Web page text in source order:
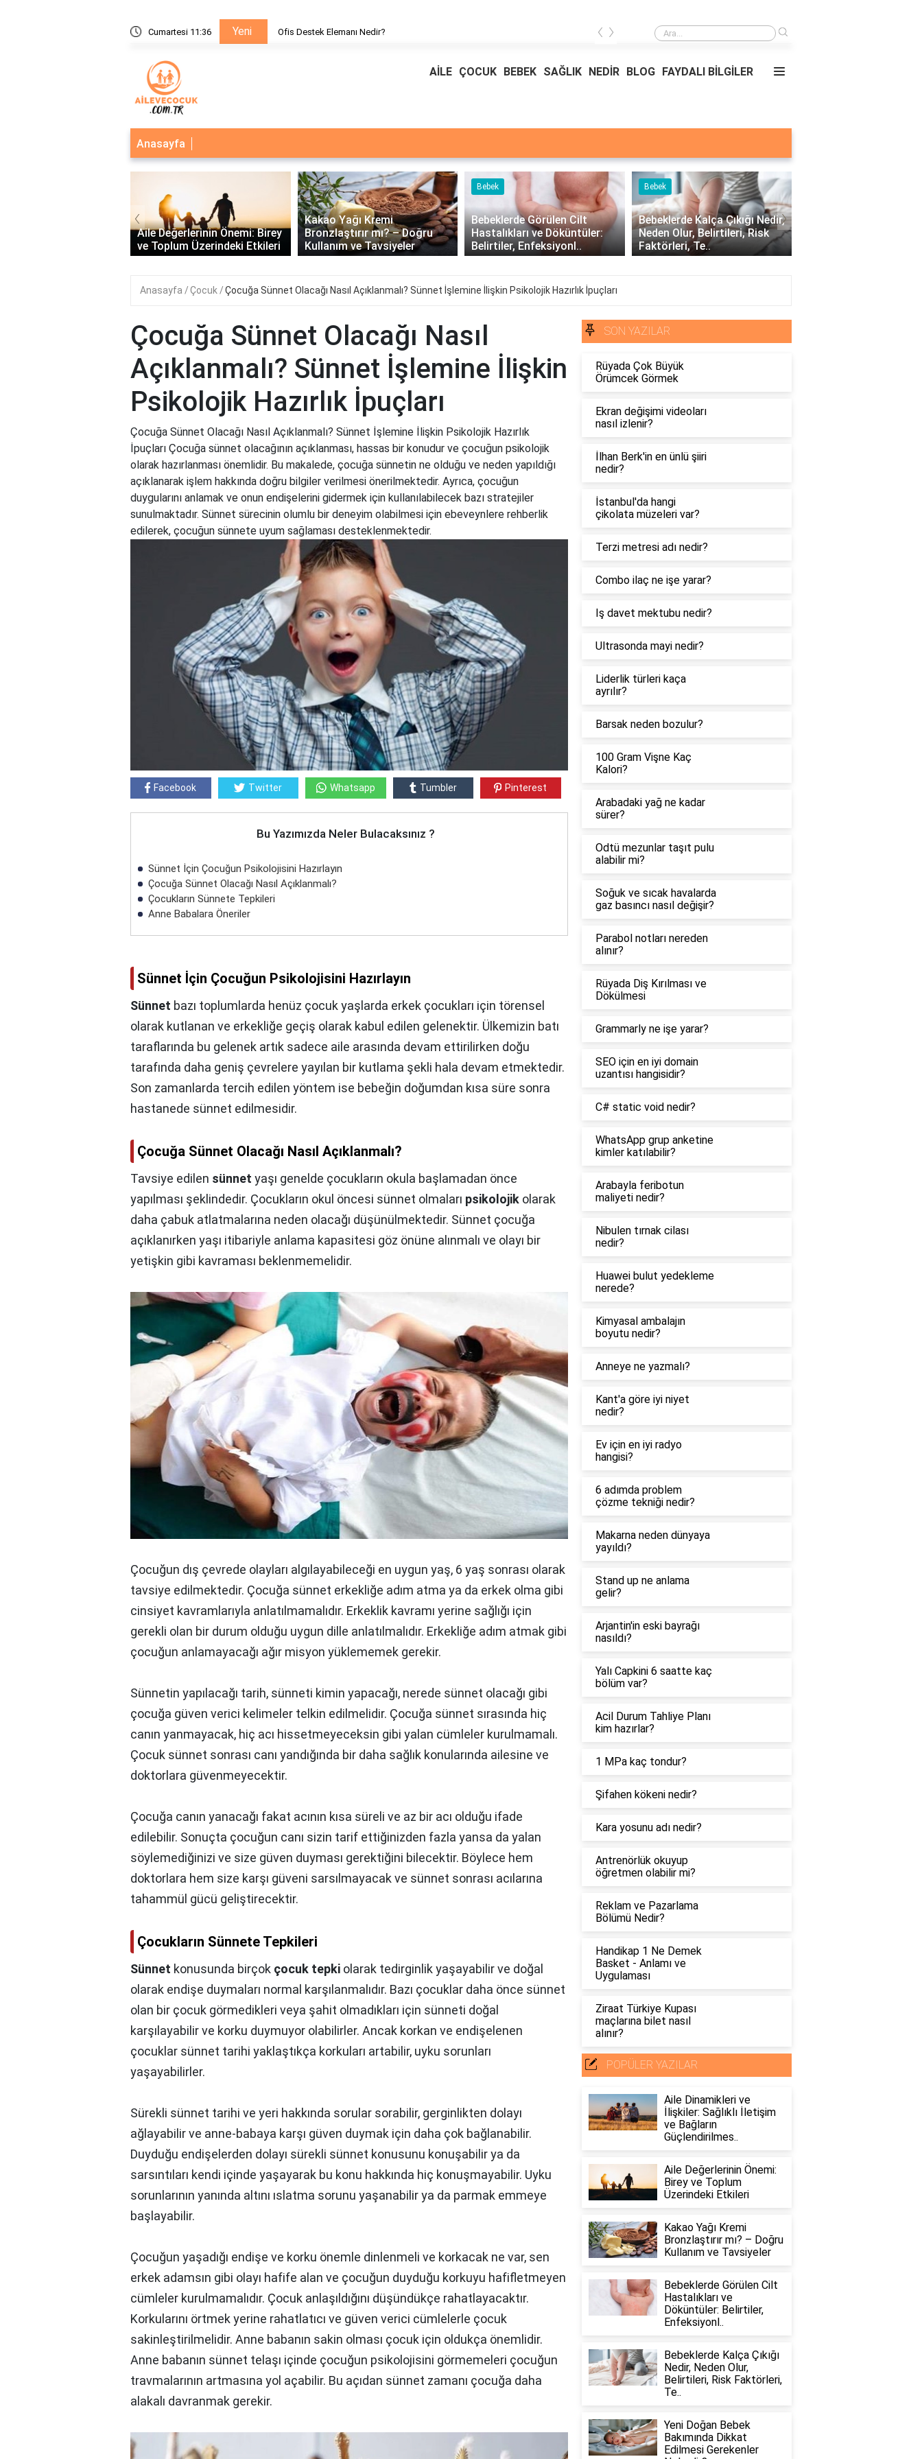
Cumartesi 11:36 Yeni
Ofis Destek Elemanı Nedir? Yemekler ve nerede oldukları?
‹ ›
AİLE ÇOCUK BEBEK SAĞLIK NEDİR BLOG FAYDALI BİLGİLER
Anasayfa
Aile Değerlerinin Önemi: Birey
ve Toplum Üzerindeki Etkileri
Kakao Yağı Kremi
Bronzlaştırır mı? – Doğru
Kullanım ve Tavsiyeler
Bebek
Bebeklerde Görülen Cilt
Hastalıkları ve Döküntüler:
Belirtiler, Enfeksiyonl..
Bebek
Bebeklerde Kalça Çıkığı Nedir,
Neden Olur, Belirtileri, Risk
Faktörleri, Te..
Bebek
Yeni Doğan Bebek Bakımında
Dikkat Edilmesi Gerekenler
Nelerdir?
‹ ›
Anasayfa Çocuk Çocuğa Sünnet Olacağı Nasıl Açıklanmalı? Sünnet İşlemine İlişkin Psikolojik Hazırlık İpuçları
Çocuğa Sünnet Olacağı Nasıl
Açıklanmalı? Sünnet İşlemine İlişkin
Psikolojik Hazırlık İpuçları
Çocuğa Sünnet Olacağı Nasıl Açıklanmalı? Sünnet İşlemine İlişkin Psikolojik Hazırlık
İpuçları Çocuğa sünnet olacağının açıklanması, hassas bir konudur ve çocuğun psikolojik
olarak hazırlanması önemlidir. Bu makalede, çocuğa sünnetin ne olduğu ve neden yapıldığı
açıklanarak işlem hakkında doğru bilgiler verilmesi önerilmektedir. Ayrıca, çocuğun
duygularını anlamak ve onun endişelerini gidermek için kullanılabilecek bazı stratejiler
sunulmaktadır. Sünnet sürecinin olumlu bir deneyim olabilmesi için ebeveynlere rehberlik
edilerek, çocuğun sünnete uyum sağlaması desteklenmektedir.
Facebook Twitter Whatsapp Tumbler Pinterest
Bu Yazımızda Neler Bulacaksınız ?
Sünnet İçin Çocuğun Psikolojisini Hazırlayın
Çocuğa Sünnet Olacağı Nasıl Açıklanmalı?
Çocukların Sünnete Tepkileri
Anne Babalara Öneriler
Sünnet İçin Çocuğun Psikolojisini Hazırlayın
Sünnet bazı toplumlarda henüz çocuk yaşlarda erkek çocukları için törensel
olarak kutlanan ve erkekliğe geçiş olarak kabul edilen gelenektir. Ülkemizin batı
taraflarında bu gelenek artık sadece aile arasında devam ettirilirken doğu
tarafında daha geniş çevrelere yayılan bir kutlama şekli hala devam etmektedir.
Son zamanlarda tercih edilen yöntem ise bebeğin doğumdan kısa süre sonra
hastanede sünnet edilmesidir.
Çocuğa Sünnet Olacağı Nasıl Açıklanmalı?
Tavsiye edilen sünnet yaşı genelde çocukların okula başlamadan önce
yapılması şeklindedir. Çocukların okul öncesi sünnet olmaları psikolojik olarak
daha çabuk atlatmalarına neden olacağı düşünülmektedir. Sünnet çocuğa
açıklanırken yaşı itibariyle anlama kapasitesi göz önüne alınmalı ve olayı bir
yetişkin gibi kavraması beklenmemelidir.
Çocuğun dış çevrede olayları algılayabileceği en uygun yaş, 6 yaş sonrası olarak
tavsiye edilmektedir. Çocuğa sünnet erkekliğe adım atma ya da erkek olma gibi
cinsiyet kavramlarıyla anlatılmamalıdır. Erkeklik kavramı yerine sağlığı için
gerekli olan bir durum olduğu uygun dille anlatılmalıdır. Erkekliğe adım atmak gibi
çocuğun anlamayacağı ağır misyon yüklememek gerekir.
Sünnetin yapılacağı tarih, sünneti kimin yapacağı, nerede sünnet olacağı gibi
çocuğa güven verici kelimeler telkin edilmelidir. Çocuğa sünnet sırasında hiç
canın yanmayacak, hiç acı hissetmeyeceksin gibi yalan cümleler kurulmamalı.
Çocuk sünnet sonrası canı yandığında bir daha sağlık konularında ailesine ve
doktorlara güvenmeyecektir.
Çocuğa canın yanacağı fakat acının kısa süreli ve az bir acı olduğu ifade
edilebilir. Sonuçta çocuğun canı sizin tarif ettiğinizden fazla yansa da yalan
söylemediğinizi ve size güven duyması gerektiğini bilecektir. Böylece hem
doktorlara hem size karşı güveni sarsılmayacak ve sünnet sonrası acılarına
tahammül gücü geliştirecektir.
Çocukların Sünnete Tepkileri
Sünnet konusunda birçok çocuk tepki olarak tedirginlik yaşayabilir ve doğal
olarak endişe duymaları normal karşılanmalıdır. Bazı çocuklar daha önce sünnet
olan bir çocuk görmedikleri veya şahit olmadıkları için sünneti doğal
karşılayabilir ve korku duymuyor olabilirler. Ancak korkan ve endişelenen
çocuklar sünnet tarihi yaklaştıkça korkuları artabilir, uyku sorunları
yaşayabilirler.
Sürekli sünnet tarihi ve yeri hakkında sorular sorabilir, gerginlikten dolayı
ağlayabilir ve anne-babaya karşı güven duymak için daha çok bağlanabilir.
Duyduğu endişelerden dolayı sürekli sünnet konusunu konuşabilir ya da
sarsıntıları kendi içinde yaşayarak bu konu hakkında hiç konuşmayabilir. Uyku
sorunlarının yanında altını ıslatma sorunu yaşanabilir ya da parmak emmeye
başlayabilir.
Çocuğun yaşadığı endişe ve korku önemle dinlenmeli ve korkacak ne var, sen
erkek adamsın gibi olayı hafife alan ve çocuğun duyduğu korkuyu hafifletmeyen
cümleler kurulmamalıdır. Çocuk anlaşıldığını düşündükçe rahatlayacaktır.
Korkularını örtmek yerine rahatlatıcı ve güven verici cümlelerle çocuk
sakinleştirilmelidir. Anne babanın sakin olması çocuk için oldukça önemlidir.
Anne babanın sünnet telaşı içinde çocuğun psikolojisini görmemeleri çocuğun
travmalarının artmasına yol açabilir. Bu açıdan sünnet zamanı çocuğa daha
alakalı davranmak gerekir.
SON YAZILAR
Rüyada Çok Büyük
Örümcek Görmek
Ekran değişimi videoları
nasıl izlenir?
İlhan Berk'in en ünlü şiiri
nedir?
İstanbul'da hangi
çikolata müzeleri var?
Terzi metresi adı nedir?
Combo ilaç ne işe yarar?
Iş davet mektubu nedir?
Ultrasonda mayi nedir?
Liderlik türleri kaça
ayrılır?
Barsak neden bozulur?
100 Gram Vişne Kaç
Kalori?
Arabadaki yağ ne kadar
sürer?
Odtü mezunlar taşıt pulu
alabilir mi?
Soğuk ve sıcak havalarda
gaz basıncı nasıl değişir?
Parabol notları nereden
alınır?
Rüyada Diş Kırılması ve
Dökülmesi
Grammarly ne işe yarar?
SEO için en iyi domain
uzantısı hangisidir?
C# static void nedir?
WhatsApp grup anketine
kimler katılabilir?
Arabayla feribotun
maliyeti nedir?
Nibulen tırnak cilası
nedir?
Huawei bulut yedekleme
nerede?
Kimyasal ambalajın
boyutu nedir?
Anneye ne yazmalı?
Kant'a göre iyi niyet
nedir?
Ev için en iyi radyo
hangisi?
6 adımda problem
çözme tekniği nedir?
Makarna neden dünyaya
yayıldı?
Stand up ne anlama
gelir?
Arjantin'in eski bayrağı
nasıldı?
Yalı Capkini 6 saatte kaç
bölüm var?
Acil Durum Tahliye Planı
kim hazırlar?
1 MPa kaç tondur?
Şifahen kökeni nedir?
Kara yosunu adı nedir?
Antrenörlük okuyup
öğretmen olabilir mi?
Reklam ve Pazarlama
Bölümü Nedir?
Handikap 1 Ne Demek
Basket - Anlamı ve
Uygulaması
Ziraat Türkiye Kupası
maçlarına bilet nasıl
alınır?
POPÜLER YAZILAR
Aile Dinamikleri ve
İlişkiler: Sağlıklı İletişim
ve Bağların
Güçlendirilmes..
Aile Değerlerinin Önemi:
Birey ve Toplum
Üzerindeki Etkileri
Kakao Yağı Kremi
Bronzlaştırır mı? – Doğru
Kullanım ve Tavsiyeler
Bebeklerde Görülen Cilt
Hastalıkları ve
Döküntüler: Belirtiler,
Enfeksiyonl..
Bebeklerde Kalça Çıkığı
Nedir, Neden Olur,
Belirtileri, Risk Faktörleri,
Te..
Yeni Doğan Bebek
Bakımında Dikkat
Edilmesi Gerekenler